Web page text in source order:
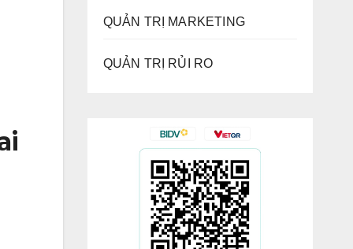
QUẢN TRỊ MARKETING
QUẢN TRỊ RỦI RO